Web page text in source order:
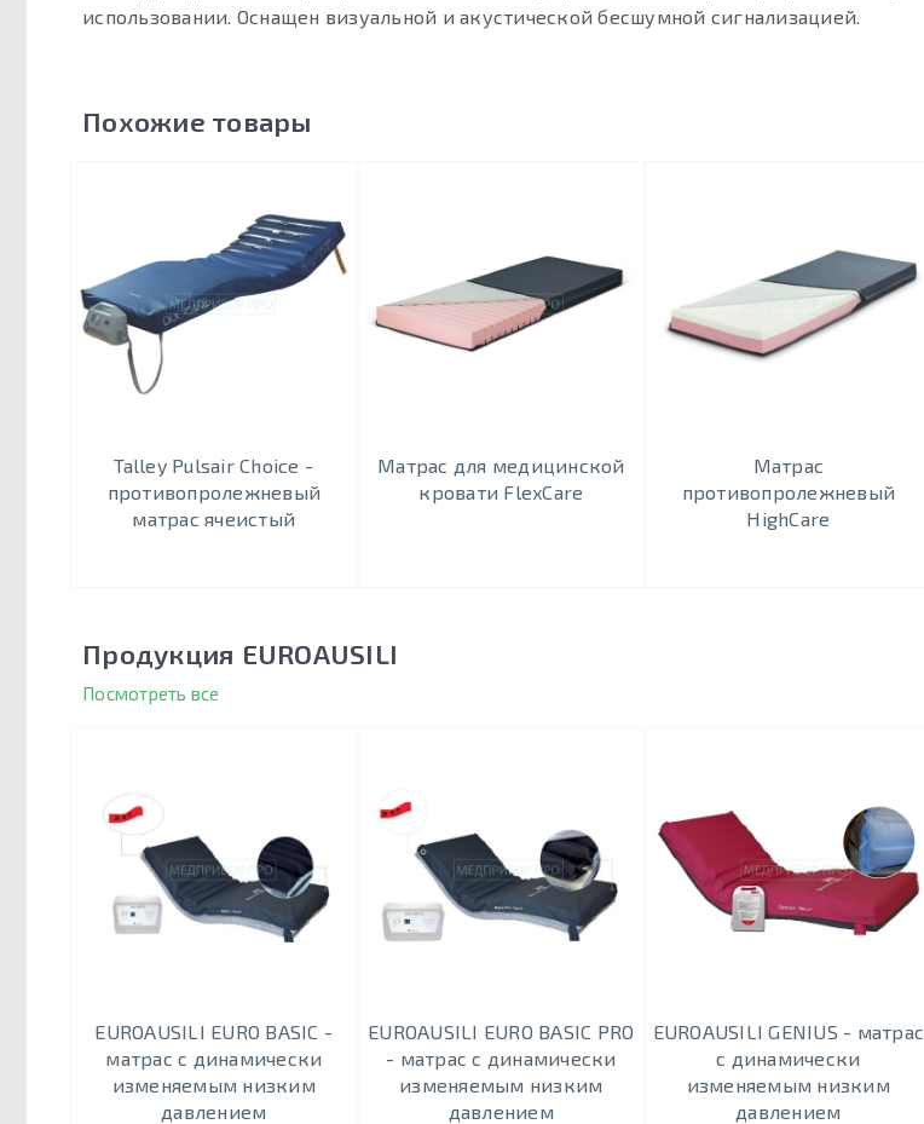
использовании. Оснащен визуальной и акустической бесшумной сигнализацией.
Похожие товары
Talley Pulsair Choice -
противопролежневый
матрас ячеистый
Матрас для медицинской
кровати FlexCare
Матрас
противопролежневый
HighCare
Продукция EUROAUSILI
Посмотреть все
EUROAUSILI EURO BASIC -
матрас с динамически
изменяемым низким
давлением
EUROAUSILI EURO BASIC PRO
- матрас с динамически
изменяемым низким
давлением
EUROAUSILI GENIUS - матрас
с динамически
изменяемым низким
давлением